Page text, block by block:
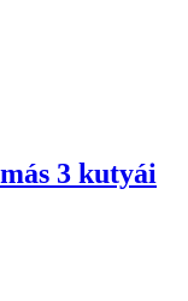
3 kutyái